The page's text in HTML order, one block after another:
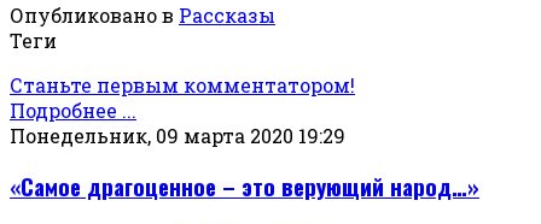
Опубликовано в Рассказы
Теги
Станьте первым комментатором!
Подробнее ...
Понедельник, 09 марта 2020 19:29
«Самое драгоценное – это верующий народ…»